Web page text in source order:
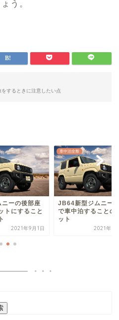
う。
するときに注意したい点
ーの後部座
トにすること
2021年9月1日
車中泊全般
JB64新型ジムニー
で車中泊することの
ット
2021年8